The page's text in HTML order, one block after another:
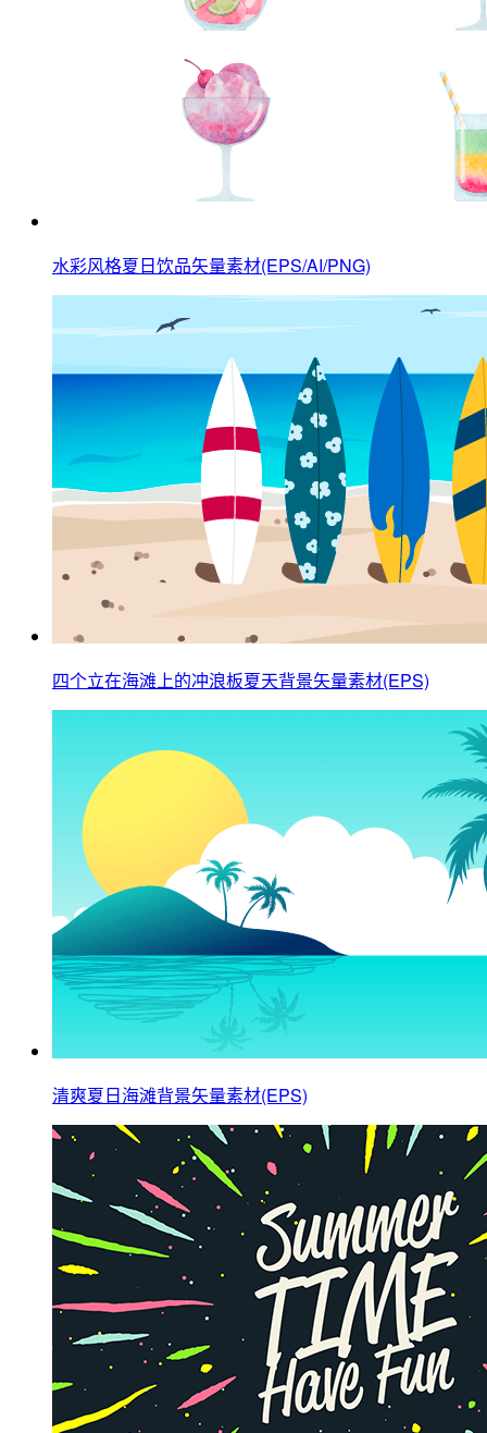
水彩风格夏日饮品矢量素材(EPS/AI/PNG)
四个立在海滩上的冲浪板夏天背景矢量素材(EPS)
清爽夏日海滩背景矢量素材(EPS)